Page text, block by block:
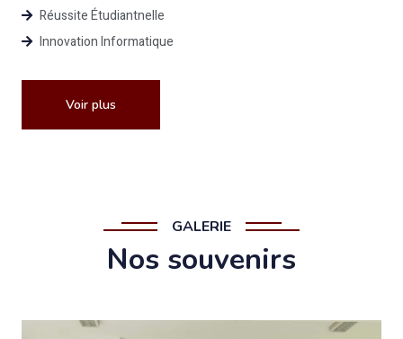
Réussite Étudiantnelle
Innovation Informatique
Voir plus
GALERIE
Nos souvenirs